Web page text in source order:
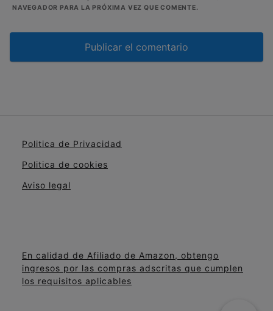
NAVEGADOR PARA LA PRÓXIMA VEZ QUE COMENTE.
Politica de Privacidad
Politica de cookies
Aviso legal
En calidad de Afiliado de Amazon, obtengo
ingresos por las compras adscritas que cumplen
los requisitos aplicables